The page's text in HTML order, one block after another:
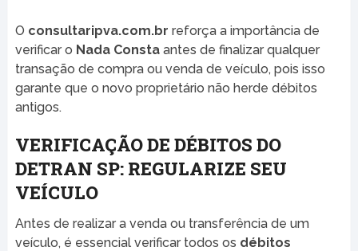
O consultaripva.com.br reforça a importância de
verificar o Nada Constaantes de finalizar qualquer
transação de compra ou venda de veículo, pois isso
garante que o novo proprietário não herde débitos
antigos.
VERIFICAÇÃO DE DÉBITOS DO
DETRAN SP: REGULARIZE SEU
VEÍCULO
Antes de realizar a venda ou transferência de um
veículo, é essencial verificar todos os débitos